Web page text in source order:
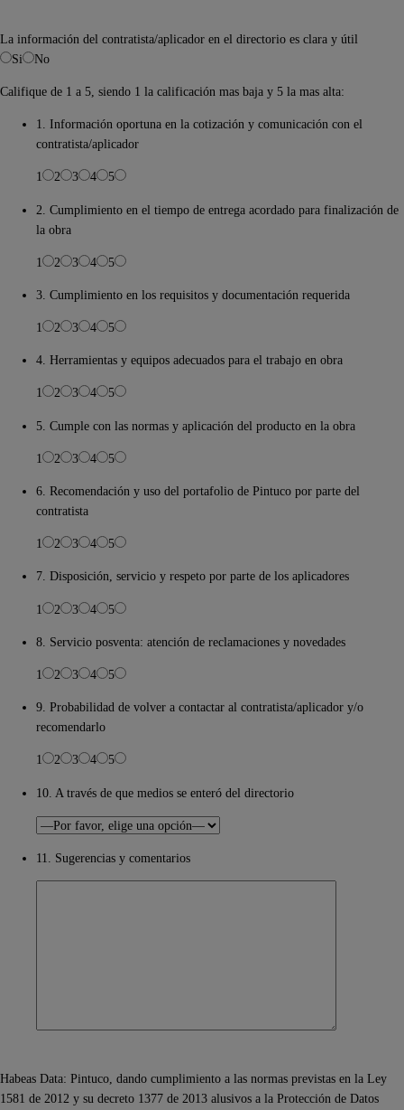
La información del contratista/aplicador en el directorio es clara y útil
Si
No
Califique de 1 a 5, siendo 1 la calificación mas baja y 5 la mas alta:
1. Información oportuna en la cotización y comunicación con el
contratista/aplicador
1 2 3 4 5
2. Cumplimiento en el tiempo de entrega acordado para finalización de
la obra
1 2 3 4 5
3. Cumplimiento en los requisitos y documentación requerida
1 2 3 4 5
4. Herramientas y equipos adecuados para el trabajo en obra
1 2 3 4 5
5. Cumple con las normas y aplicación del producto en la obra
1 2 3 4 5
6. Recomendación y uso del portafolio de Pintuco por parte del
contratista
1 2 3 4 5
7. Disposición, servicio y respeto por parte de los aplicadores
1 2 3 4 5
8. Servicio posventa: atención de reclamaciones y novedades
1 2 3 4 5
9. Probabilidad de volver a contactar al contratista/aplicador y/o
recomendarlo
1 2 3 4 5
10. A través de que medios se enteró del directorio
11. Sugerencias y comentarios
Habeas Data: Pintuco, dando cumplimiento a las normas previstas en la Ley
1581 de 2012 y su decreto 1377 de 2013 alusivos a la Protección de Datos